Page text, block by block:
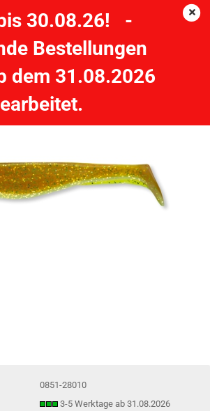
30.08.26! -
Bestellungen
dem 31.08.2026
Turbo Tail S9 - 5cm gold-flitter - 5 Stück
CORMORAN
0851-28010
3-5 Werktage ab 31.08.2026